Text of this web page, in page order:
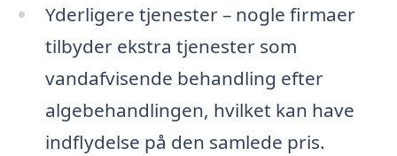
Yderligere tjenester – nogle firmaer
tilbyder ekstra tjenester som
vandafvisende behandling efter
algebehandlingen, hvilket kan have
indflydelse på den samlede pris.